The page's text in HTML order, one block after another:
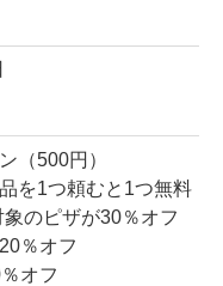
（500円）
を1つ頼むと1つ無料
のピザが30％オフ
％オフ
オフ